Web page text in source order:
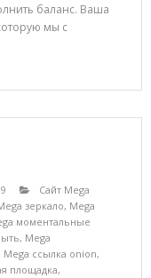
баланс. Ваша
мы с
Сайт Mega
зеркало, Mega
моментальные
, Mega
Mega ссылка onion,
площадка,